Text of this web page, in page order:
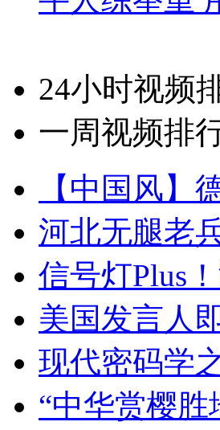
24小时视频
一周视频排
【中国风】
河北无腿老
信号灯Plus
美国发言人
现代密码学
“中华赏樱